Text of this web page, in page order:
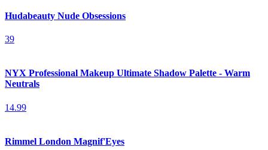
Hudabeauty Nude Obsessions
39
NYX Professional Makeup Ultimate Shadow Palette - Warm
Neutrals
14.99
Rimmel London Magnif'Eyes